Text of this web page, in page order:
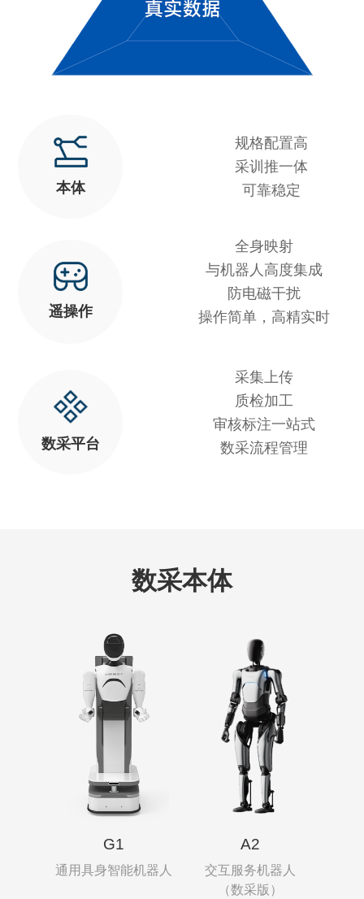
本体
规格配置高
采训推一体
可靠稳定
全身映射
与机器人高度集成
防电磁干扰
操作简单，高精实时
遥操作
采集上传
质检加工
审核标注一站式
数采流程管理
数采平台
数采本体
G1
通用具身智能机器人
A2
交互服务机器人
（数采版）